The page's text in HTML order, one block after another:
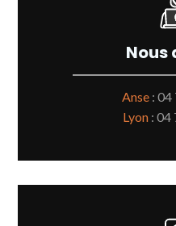
Nous
Anse : 04
Lyon : 04